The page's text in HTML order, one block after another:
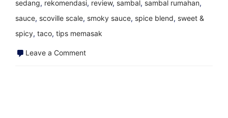
sedang, rekomendasi, review, sambal, sambal rumahan,
sauce, scoville scale, smoky sauce, spice blend, sweet &
spicy, taco, tips memasak
Leave a Commenton